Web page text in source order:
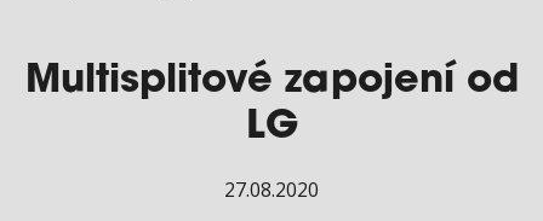
Multisplitové zapojení od
LG
27.08.2020